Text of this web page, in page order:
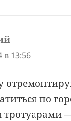
в 13:56
по